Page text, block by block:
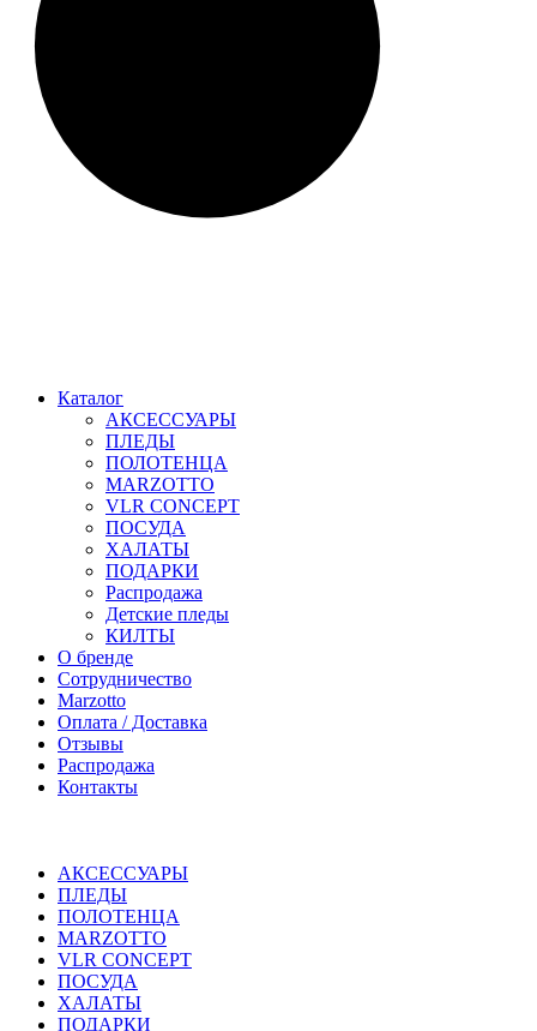
Каталог
АКСЕССУАРЫ
ПЛЕДЫ
ПОЛОТЕНЦА
MARZOTTO
VLR CONCEPT
ПОСУДА
ХАЛАТЫ
ПОДАРКИ
Распродажа
Детские пледы
КИЛТЫ
О бренде
Сотрудничество
Marzotto
Оплата / Доставка
Отзывы
Распродажа
Контакты
АКСЕССУАРЫ
ПЛЕДЫ
ПОЛОТЕНЦА
MARZOTTO
VLR CONCEPT
ПОСУДА
ХАЛАТЫ
ПОДАРКИ